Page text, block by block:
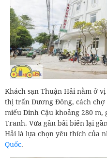
Khách sạn Thuận Hải nằm ở
thị trấn Dương Đông, cách
miếu Dinh Cậu khoảng 280 m,
Tranh. Vừa gần bãi biển lại
Hải là lựa chọn yêu thích của
Quốc.